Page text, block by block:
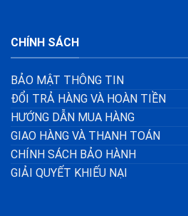
CHÍNH SÁCH
BẢO MẬT THÔNG TIN
ĐỔI TRẢ HÀNG VÀ HOÀN TIỀN
HƯỚNG DẪN MUA HÀNG
GIAO HÀNG VÀ THANH TOÁN
CHÍNH SÁCH BẢO HÀNH
GIẢI QUYẾT KHIẾU NẠI